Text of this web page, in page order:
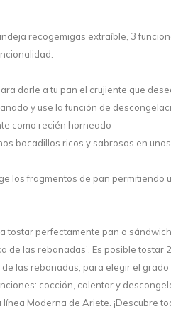
recogemigas extraíble, 3
darle a tu pan el crujiente que
y use la función de
como recién horneado
bocadillos ricos y sabrosos en
los fragmentos de pan permitiendo
tostar perfectamente pan o
de las rebanadas'. Es posible tostar
las rebanadas, para elegir el grado
cocción, calentar y
Moderna de Ariete. ¡Descubre